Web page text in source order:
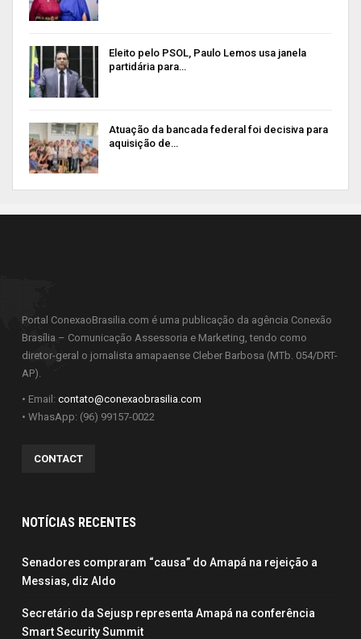
Eleito pelo PSOL, Paulo Lemos usa janela
partidária para…
Atuação da bancada federal foi decisiva para
aquisição de…
Portal ConexaoBrasilia.com é uma publicação da agência Conexão
Brasília – Comunicação Assessoria e Marketing, tendo como
diretor-geral o jornalista amapaense Cleber Barbosa (MTb. 054/DRT-
AP).
• Email: contato@conexaobrasilia.com
• WhasApp: (96) 99157-0022
CONTACT
NOTÍCIAS RECENTES
Senadores compraram “causa” do Amapá na rejeição a
Messias, diz Aldo
Secretário da Sejusp representa Amapá na conferência
Smart Security Summit